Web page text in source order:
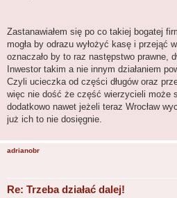
Zastanawiałem się po co takiej bogatej
mogła by odrazu wyłożyć kasę i przejąć
oznaczało by to raz następstwo prawne,
Inwestor takim a nie innym działaniem
Czyli ucieczka od części długów oraz
więc nie dość że część wierzycieli może
dodatkowo nawet jeżeli teraz Wrocław
już ich to nie dosięgnie.
adrianobr
Re: Trzeba działać dalej!